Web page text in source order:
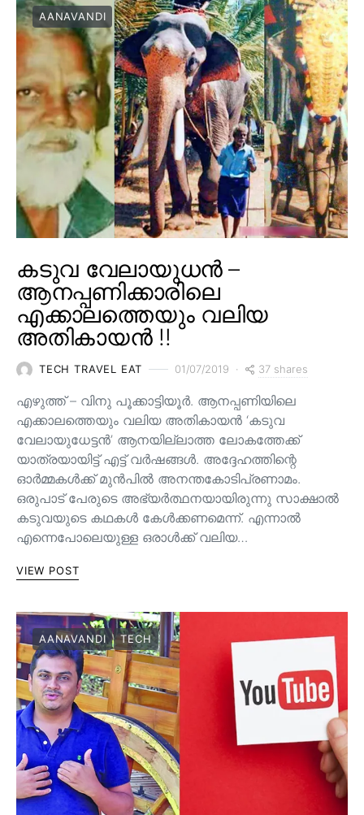
AANAVANDI
കടുവ വേലായുധൻ –
ആനപ്പണിക്കാരിലെ
എക്കാലത്തെയും വലിയ
അതികായൻ !!
TECH TRAVEL EAT 01/07/2019 37 shares
എഴുത്ത് – വിനു പൂക്കാട്ടിയൂർ. ആനപ്പണിയിലെ
എക്കാലത്തെയും വലിയ അതികായൻ ‘കടുവ
വേലായുധേട്ടൻ’ ആനയില്ലാത്ത ലോകത്തേക്ക്
യാത്രയായിട്ട് എട്ട് വർഷങ്ങൾ. അദ്ദേഹത്തിന്റെ
ഓർമ്മകൾക്ക് മുൻപിൽ അനന്തകോടിപ്രണാമം.
ഒരുപാട് പേരുടെ അഭ്യർത്ഥനയായിരുന്നു സാക്ഷാൽ
കടുവയുടെ കഥകൾ കേൾക്കണമെന്ന്. എന്നാൽ
എന്നെപോലെയുള്ള ഒരാൾക്ക് വലിയ…
VIEW POST
AANAVANDI TECH